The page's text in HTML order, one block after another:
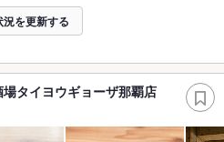
況を更新する
タイヨウギョーザ那覇店